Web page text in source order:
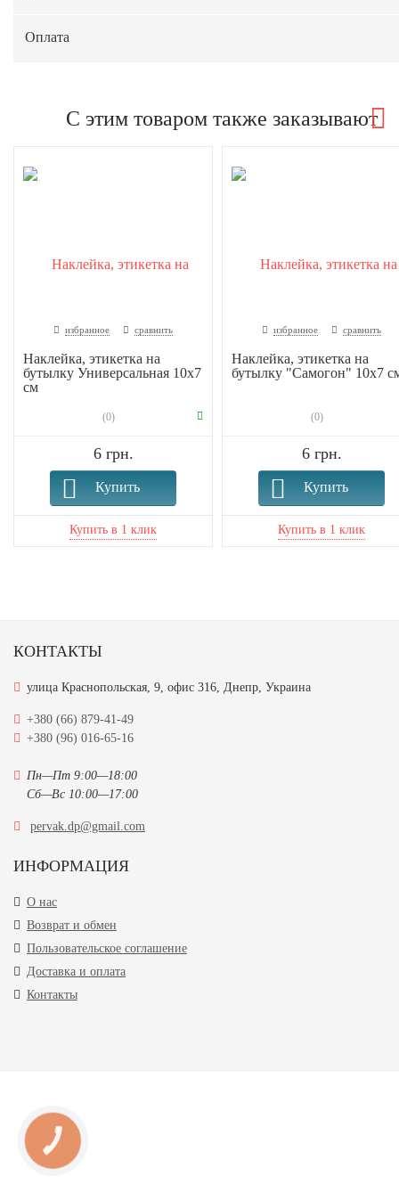
Оплата
С этим товаром также заказывают
избранное сравнить
Наклейка, этикетка на
бутылку Универсальная 10х7
см
(0)
6 грн.
Купить
избранное сравнить
Наклейка, этикетка на
бутылку "Самогон" 10х7
(0)
6 грн.
Купить
КОНТАКТЫ
улица Краснопольская, 9, офис 316, Днепр, Украина
+380 (66) 879-41-49
+380 (96) 016-65-16
Пн—Пт 9:00—18:00
Сб—Вс 10:00—17:00
pervak.dp@gmail.com
ИНФОРМАЦИЯ
О нас
Возврат и обмен
Пользовательское соглашение
Доставка и оплата
Контакты
КНОПКА
ЗВ'ЯЗКУ